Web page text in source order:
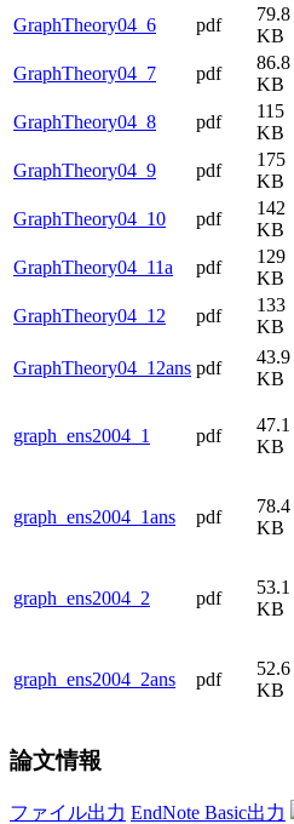
GraphTheory04_6 pdf
79.8
KB
GraphTheory04_7 pdf
86.8
KB
GraphTheory04_8 pdf
115
KB
GraphTheory04_9 pdf
175
KB
GraphTheory04_10 pdf
142
KB
GraphTheory04_11a pdf
129
KB
GraphTheory04_12 pdf
133
KB
GraphTheory04_12ans pdf
43.9
KB
graph_ens2004_1 pdf
47.1
KB
graph_ens2004_1ans pdf
78.4
KB
graph_ens2004_2 pdf
53.1
KB
graph_ens2004_2ans pdf
52.6
KB
論文情報
ファイル出力 EndNote Basic出力